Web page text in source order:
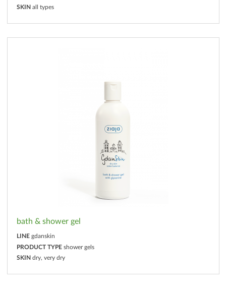
SKIN all types
bath & shower gel
LINE gdanskin
PRODUCT TYPE shower gels
SKIN dry, very dry